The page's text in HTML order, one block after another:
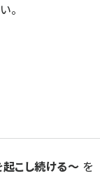
。
起こし続ける～ を